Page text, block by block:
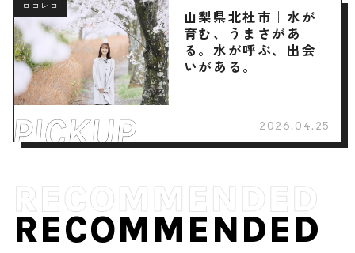
ロコレコ
山梨県北杜市｜水が
育む、うまさがあ
る。水が呼ぶ、出会
いがある。
2026.04.25
RECOMMENDED